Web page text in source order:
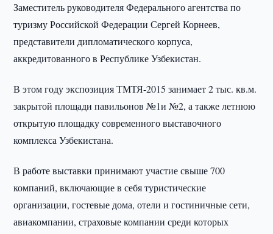
Заместитель руководителя Федерального агентства по
туризму Российской Федерации Сергей Корнеев,
представители дипломатического корпуса,
аккредитованного в Республике Узбекистан.
В этом году экспозиция ТМТЯ-2015 занимает 2 тыс. кв.м.
закрытой площади павильонов №1и №2, а также летнюю
открытую площадку современного выставочного
комплекса Узбекистана.
В работе выставки принимают участие свыше 700
компаний, включающие в себя туристические
организации, гостевые дома, отели и гостиничные сети,
авиакомпании, страховые компании среди которых